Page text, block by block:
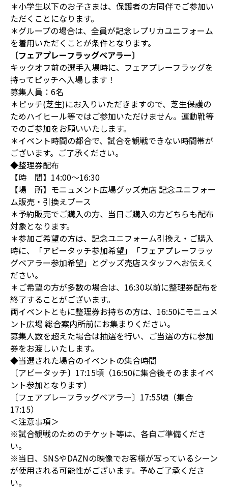
＊小学生以下のお子さまは、保護者の方同伴でご参加い
ただくことになります。
＊グループの場合は、全員が記念レプリカユニフォーム
を着用いただくことが条件となります。
〔フェアプレーフラッグベアラー〕
キックオフ前の選手入場時に、フェアプレーフラッグを
持ってピッチへ入場します！
募集人員：6名
＊ピッチ(芝生)にお入りいただきますので、芝生保護の
ためハイヒール等ではご参加いただけません。運動靴等
でのご参加をお願いいたします。
＊イベント時間の都合で、試合を観戦できない時間帯が
ございます。ご了承ください。
◆整理券配布
【時 間】14:00～16:30
【場 所】モニュメント広場グッズ売店 記念ユニフォー
ム販売・引換えブース
＊予約販売でご購入の方、当日ご購入の方どちらも配布
対象となります。
＊参加ご希望の方は、記念ユニフォーム引換え・ご購入
時に、「アビータッチ参加希望」「フェアプレーフラッ
グベアラー参加希望」とグッズ売店スタッフへお伝えく
ださい。
＊ご希望の方が多数の場合は、16:30以前に整理券配布を
終了することがございます。
両イベントともに整理券お持ちの方は、16:50にモニュメ
ント広場 総合案内所前にお集まりください。
募集人数を超えた場合は抽選を行い、ご当選の方に参加
券をお渡しいたします。
◆当選された場合のイベントの集合時間
〔アビータッチ〕17:15頃（16:50に集合後そのままイベ
ント参加となります）
〔フェアプレーフラッグベアラー〕17:55頃（集合
17:15）
＜注意事項＞
※試合観戦のためのチケット等は、各自ご準備くださ
い。
※当日、SNSやDAZNの映像でお客様が写っているシーン
が使用される可能性がございます。予めご了承くださ
い。